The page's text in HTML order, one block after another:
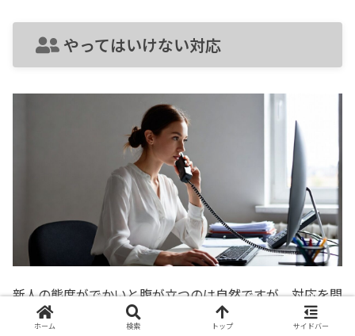
やってはいけない対応
新人の態度がでかいと腹が立つのは自然ですが、対応を間
違えると、本人の問題よりも先輩や上司の指導方法が問題
ホーム 検索 トップ サイドバー